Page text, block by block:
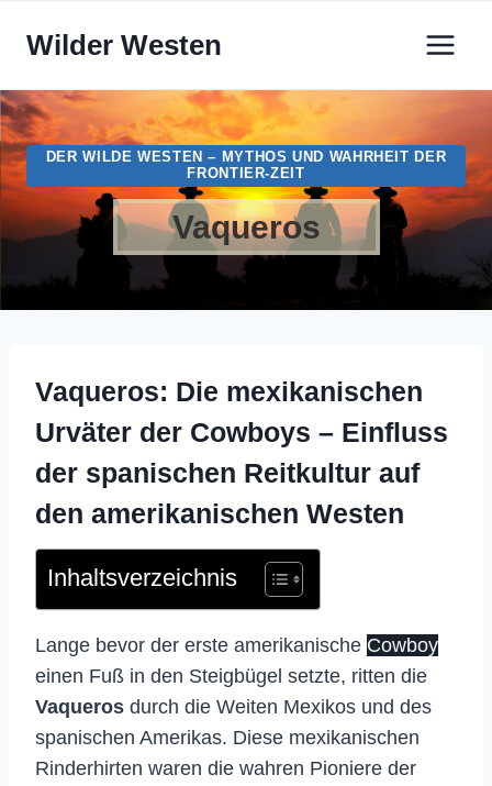
InhaltWilder Westen
DER WILDE WESTEN – MYTHOS UND WAHRHEIT DER
FRONTIER-ZEIT
Vaqueros
Vaqueros: Die mexikanischen
Urväter der Cowboys – Einfluss
der spanischen Reitkultur auf
den amerikanischen Westen
Inhaltsverzeichnis
Lange bevor der erste amerikanische Cowboy
einen Fuß in den Steigbügel setzte, ritten die
Vaqueros durch die Weiten Mexikos und des
spanischen Amerikas. Diese mexikanischen
Rinderhirten waren die wahren Pioniere der